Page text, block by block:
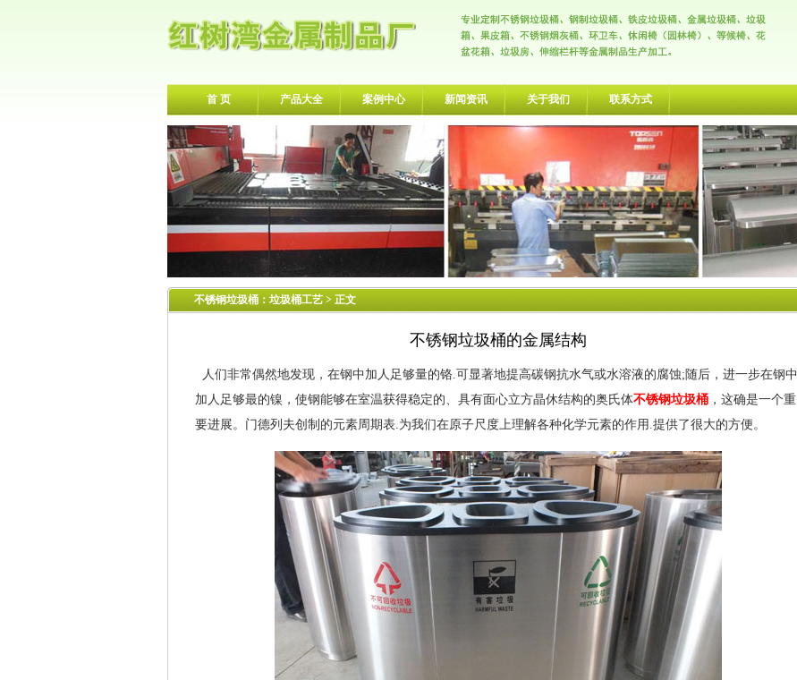
首 页 产品大全 案例中心 新闻资讯 关于我们 联系方式
不锈钢垃圾桶 ： 垃圾桶工艺 > 正文
不锈钢垃圾桶的金属结构
人们非常偶然地发现，在钢中加人足够量的铬.可显著地提高碳钢抗水气或水溶液的腐蚀;随后，进一步在钢中
加人足够最的镍，使钢能够在室温获得稳定的、具有面心立方晶休结构的奥氏体不锈钢垃圾桶 ，这确是一个重
要进展。门德列夫创制的元素周期表.为我们在原子尺度上理解各种化学元素的作用.提供了很大的方便。